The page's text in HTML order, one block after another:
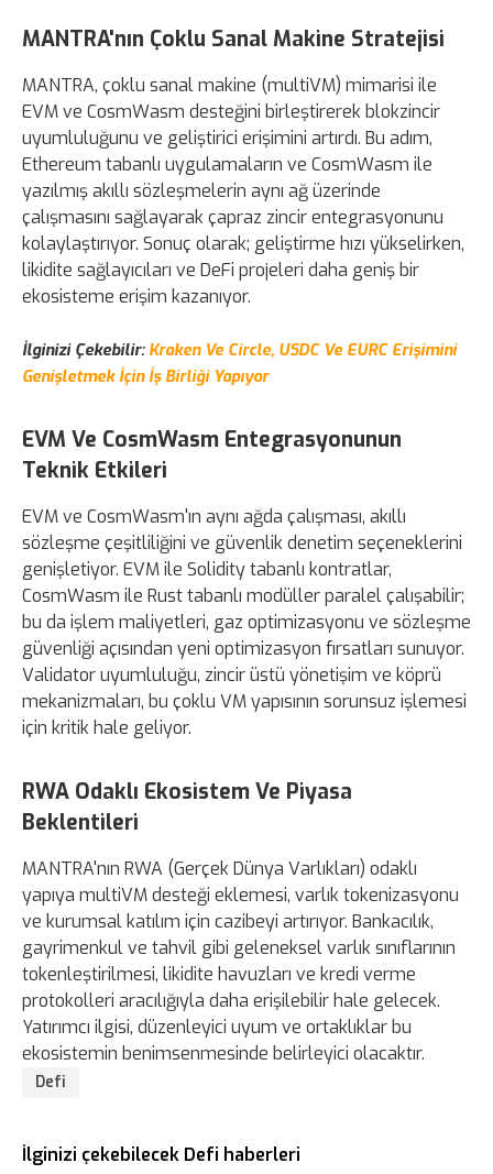
MANTRA'nın Çoklu Sanal Makine Stratejisi
MANTRA, çoklu sanal makine (multiVM) mimarisi ile
EVM ve CosmWasm desteğini birleştirerek blokzincir
uyumluluğunu ve geliştirici erişimini artırdı. Bu adım,
Ethereum tabanlı uygulamaların ve CosmWasm ile
yazılmış akıllı sözleşmelerin aynı ağ üzerinde
çalışmasını sağlayarak çapraz zincir entegrasyonunu
kolaylaştırıyor. Sonuç olarak; geliştirme hızı yükselirken,
likidite sağlayıcıları ve DeFi projeleri daha geniş bir
ekosisteme erişim kazanıyor.
İlginizi Çekebilir: Kraken Ve Circle, USDC Ve EURC Erişimini
Genişletmek İçin İş Birliği Yapıyor
EVM Ve CosmWasm Entegrasyonunun
Teknik Etkileri
EVM ve CosmWasm'ın aynı ağda çalışması, akıllı
sözleşme çeşitliliğini ve güvenlik denetim seçeneklerini
genişletiyor. EVM ile Solidity tabanlı kontratlar,
CosmWasm ile Rust tabanlı modüller paralel çalışabilir;
bu da işlem maliyetleri, gaz optimizasyonu ve sözleşme
güvenliği açısından yeni optimizasyon fırsatları sunuyor.
Validator uyumluluğu, zincir üstü yönetişim ve köprü
mekanizmaları, bu çoklu VM yapısının sorunsuz işlemesi
için kritik hale geliyor.
RWA Odaklı Ekosistem Ve Piyasa
Beklentileri
MANTRA'nın RWA (Gerçek Dünya Varlıkları) odaklı
yapıya multiVM desteği eklemesi, varlık tokenizasyonu
ve kurumsal katılım için cazibeyi artırıyor. Bankacılık,
gayrimenkul ve tahvil gibi geleneksel varlık sınıflarının
tokenleştirilmesi, likidite havuzları ve kredi verme
protokolleri aracılığıyla daha erişilebilir hale gelecek.
Yatırımcı ilgisi, düzenleyici uyum ve ortaklıklar bu
ekosistemin benimsenmesinde belirleyici olacaktır.
Defi
İlginizi çekebilecek Defi haberleri